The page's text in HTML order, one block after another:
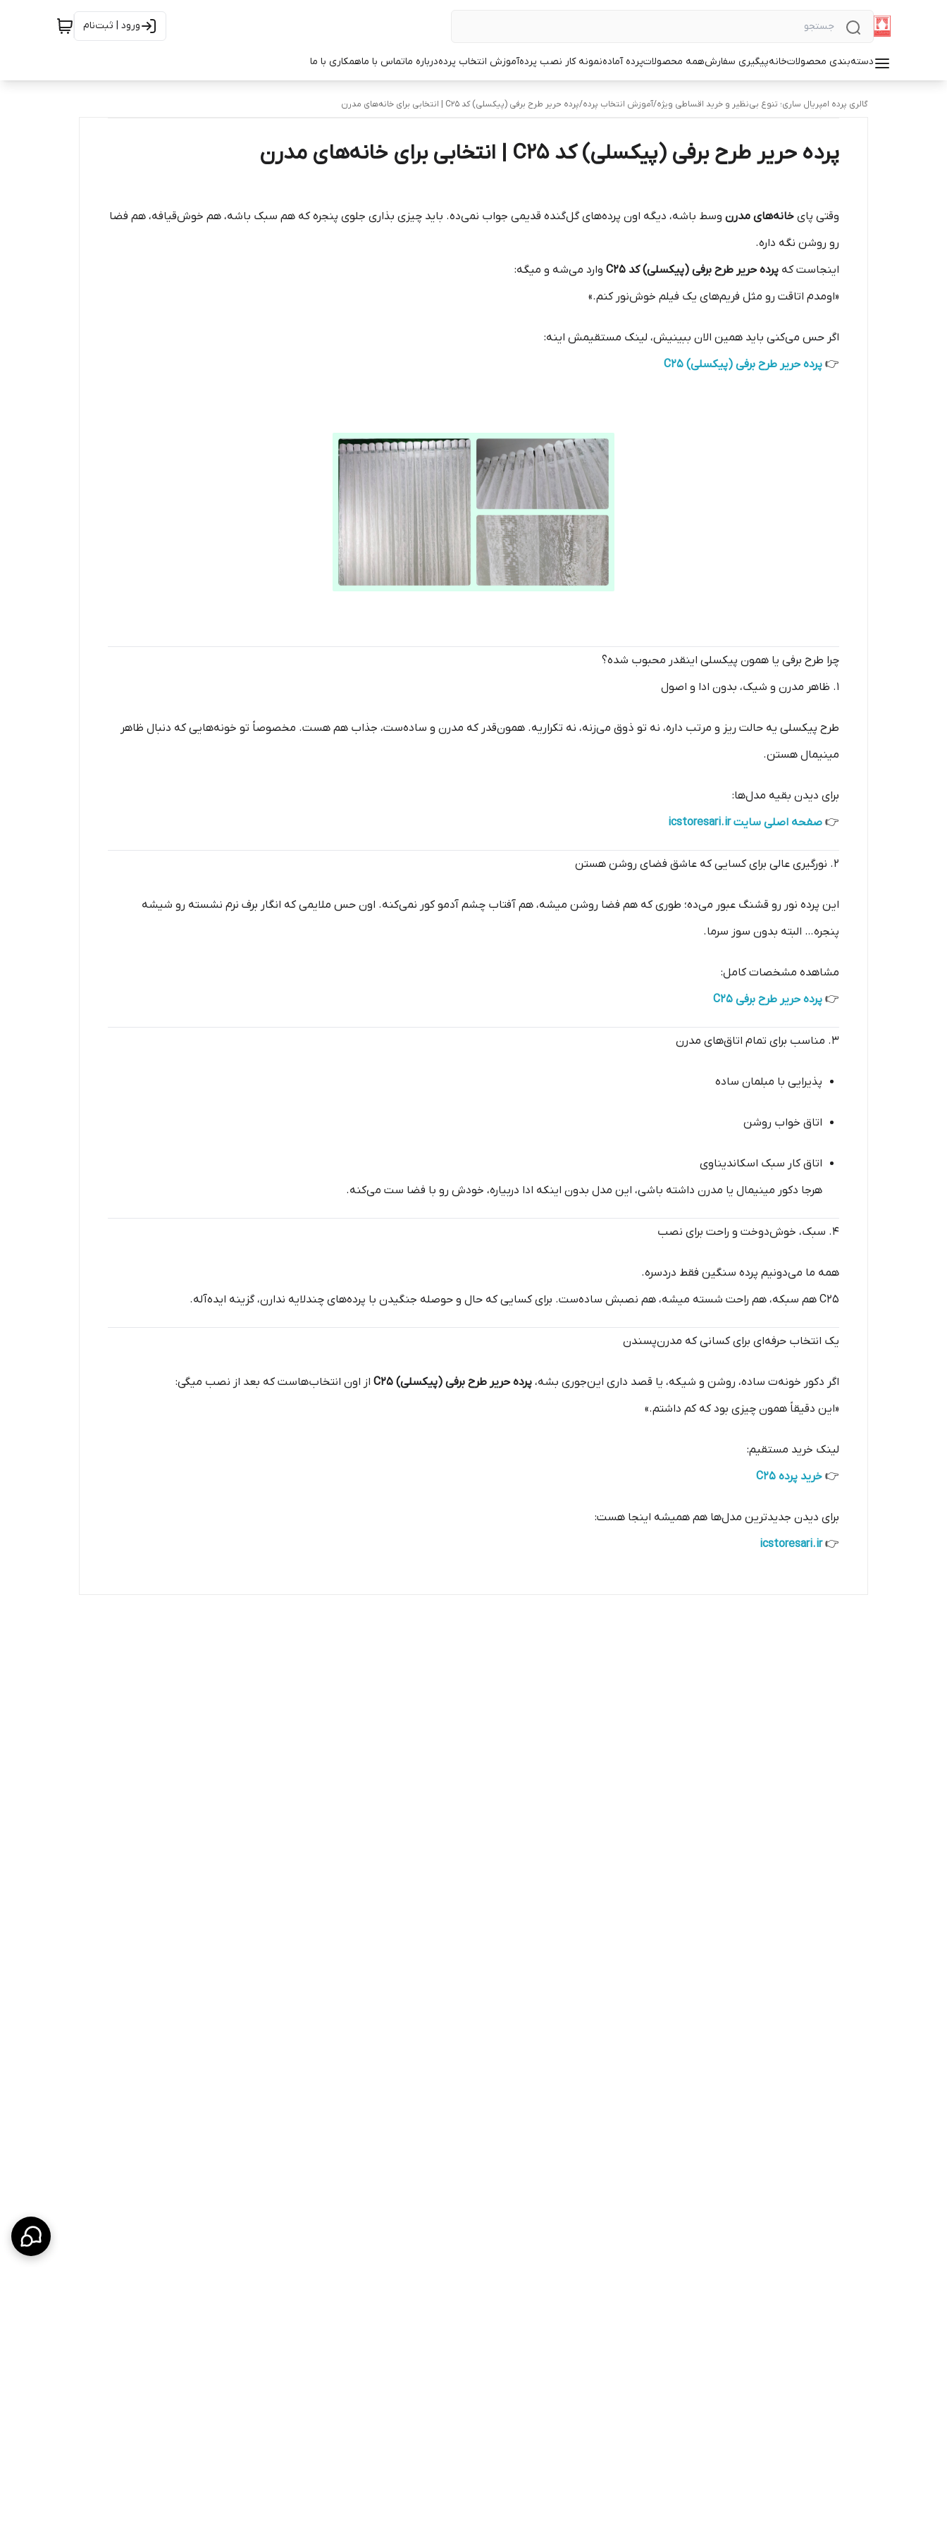
ورود | ثبت‌نام
دسته‌بندی محصولاتخانهپیگیری سفارشهمه محصولاتپرده آمادهنمونه کار نصب پردهآموزش انتخاب پردهدرباره ماتماس با ماهمکاری با ما
گالری پرده امپریال ساری؛ تنوع بی‌نظیر و خرید اقساطی ویژه/آموزش انتخاب پرده/پرده حریر طرح برفی (پیکسلی) کد C25 | انتخابی برای خانه‌های مدرن
پرده حریر طرح برفی (پیکسلی) کد C25 | انتخابی برای خانه‌های مدرن
وقتی پای خانه‌های مدرن وسط باشه، دیگه اون پرده‌های گل‌گنده قدیمی جواب نمی‌ده. باید چیزی بذاری جلوی پنجره که هم سبک باشه، هم خوش‌قیافه، هم فضا
رو روشن نگه داره.
اینجاست که پرده حریر طرح برفی (پیکسلی) کد C25
وارد می‌شه و میگه:
«اومدم اتاقت رو مثل فریم‌های یک فیلم خوش‌نور کنم.»
اگر حس می‌کنی باید همین الان ببینیش، لینک مستقیمش اینه:
👉 پرده حریر طرح برفی (پیکسلی) C25
چرا طرح برفی یا همون پیکسلی اینقدر محبوب شده؟
۱. ظاهر مدرن و شیک، بدون ادا و اصول
طرح پیکسلی یه حالت ریز و مرتب داره، نه تو ذوق می‌زنه، نه تکراریه. همون‌قدر که مدرن و ساده‌ست، جذاب هم هست. مخصوصاً تو خونه‌هایی که دنبال ظاهر
مینیمال هستن.
برای دیدن بقیه مدل‌ها:
👉 صفحه اصلی سایت icstoresari.ir
۲. نورگیری عالی برای کسایی که عاشق فضای روشن هستن
این پرده نور رو قشنگ عبور می‌ده؛ طوری که هم فضا روشن میشه، هم آفتاب چشم آدمو کور نمی‌کنه. اون حس ملایمی که انگار برف نرم نشسته رو شیشه
پنجره… البته بدون سوز سرما.
مشاهده مشخصات کامل:
👉 پرده حریر طرح برفی C25
۳. مناسب برای تمام اتاق‌های مدرن
پذیرایی با مبلمان ساده
اتاق خواب روشن
اتاق کار سبک اسکاندیناوی
هرجا دکور مینیمال یا مدرن داشته باشی، این مدل بدون اینکه ادا دربیاره، خودش رو با فضا ست می‌کنه.
۴. سبک، خوش‌دوخت و راحت برای نصب
همه ما می‌دونیم پرده سنگین فقط دردسره.
C25 هم سبکه، هم راحت شسته میشه، هم نصبش ساده‌ست. برای کسایی که حال و حوصله جنگیدن با پرده‌های چندلایه ندارن، گزینه ایده‌آله.
یک انتخاب حرفه‌ای برای کسانی که مدرن‌پسندن
اگر دکور خونه‌ت ساده، روشن و شیکه، یا قصد داری این‌جوری بشه، پرده حریر طرح برفی (پیکسلی) C25
از اون انتخاب‌هاست که بعد از نصب میگی:
«این دقیقاً همون چیزی بود که کم داشتم.»
لینک خرید مستقیم:
👉 خرید پرده C25
برای دیدن جدیدترین مدل‌ها هم همیشه اینجا هست:
👉
icstoresari.ir